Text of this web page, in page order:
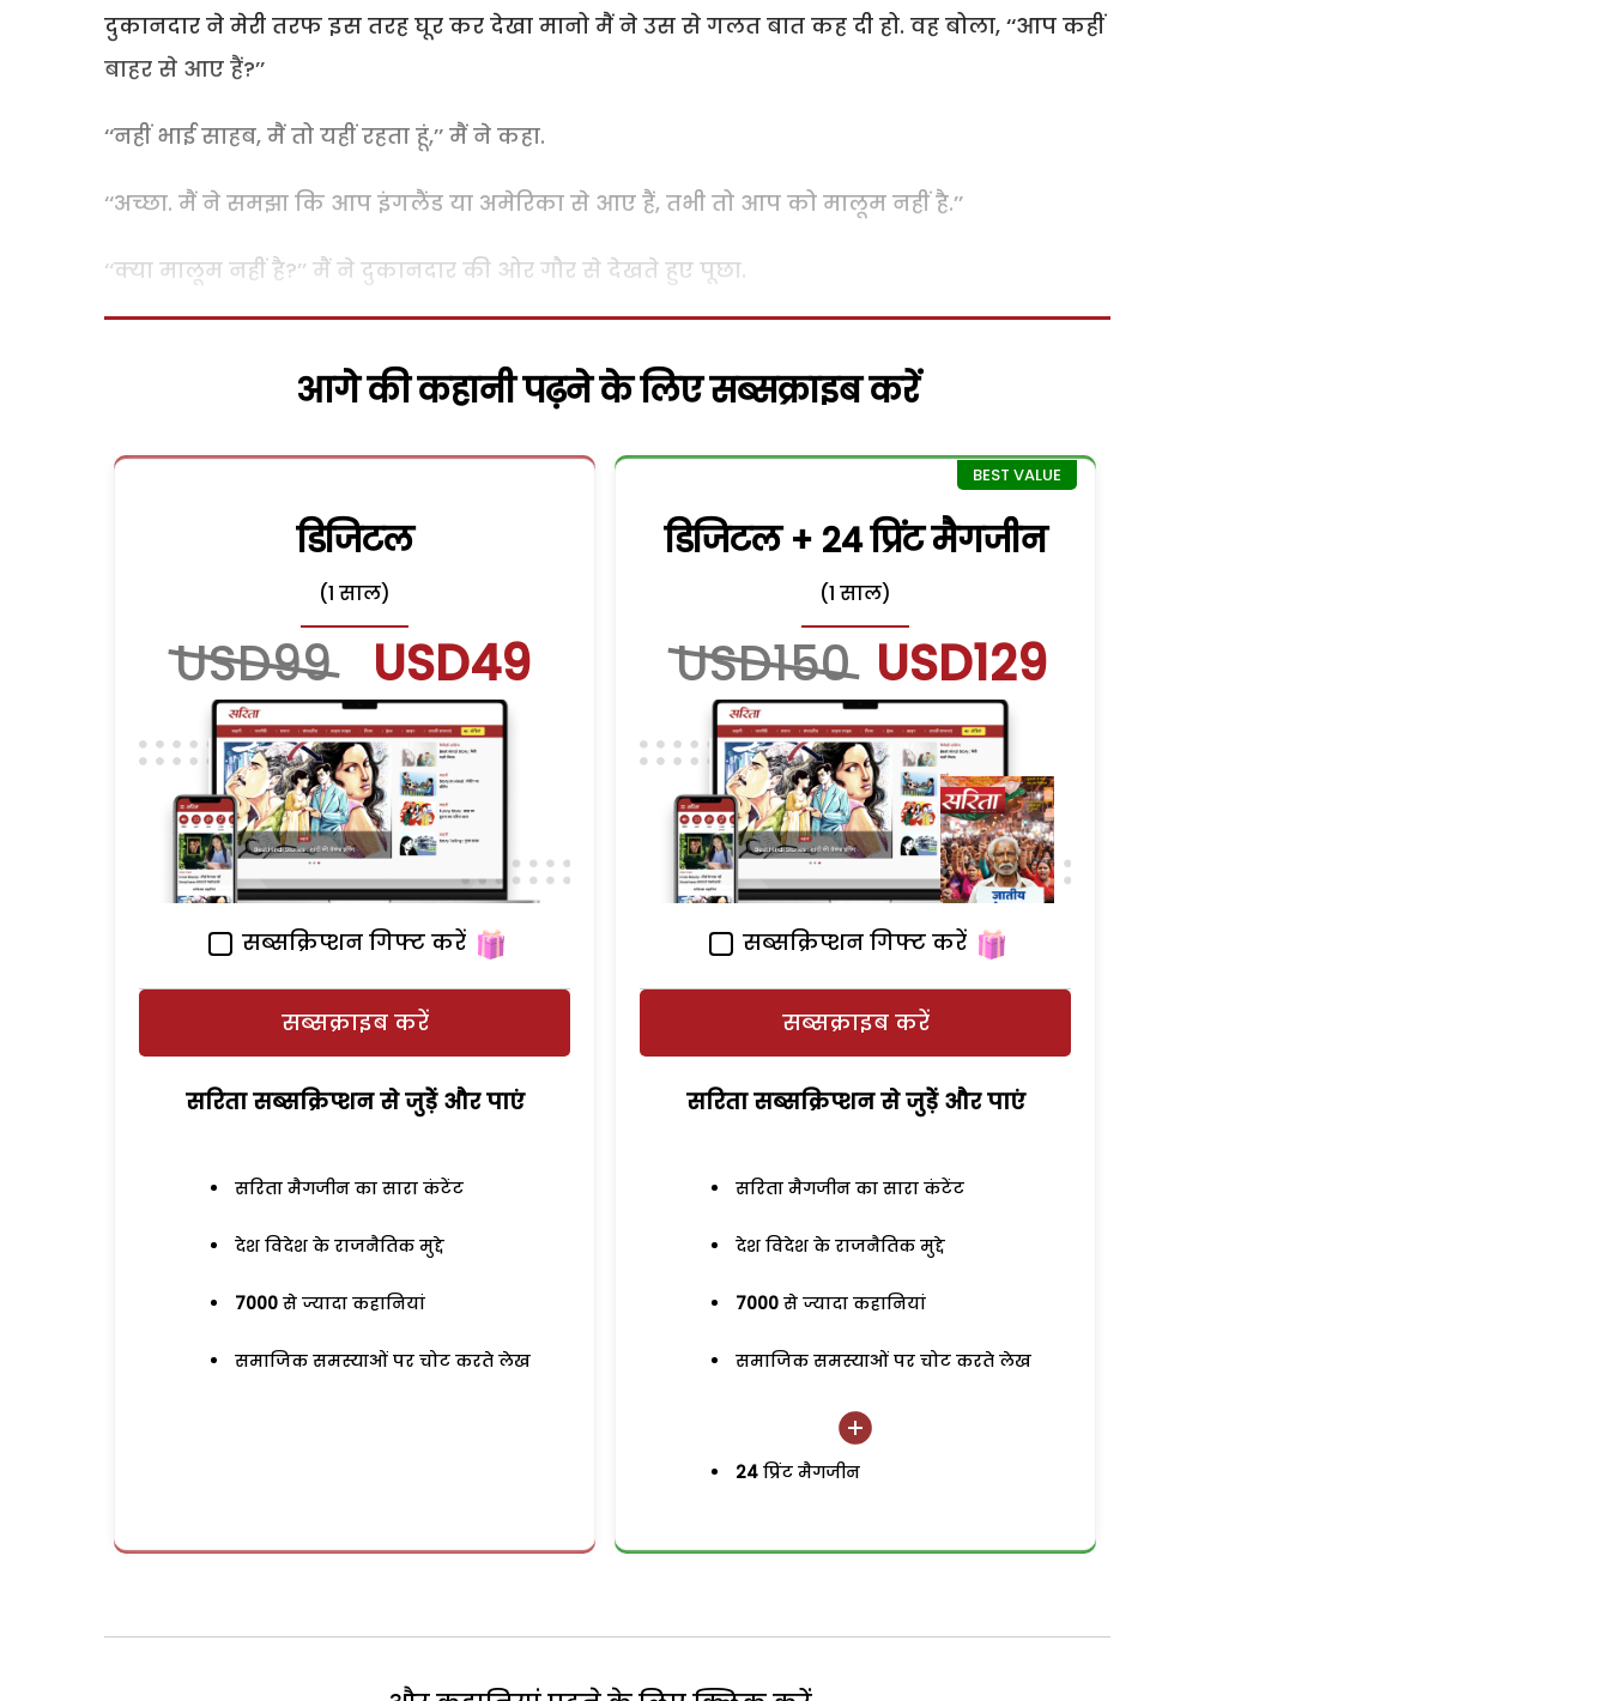
दुकानदार ने मेरी तरफ इस तरह घूर कर देखा मानो मैं ने उस से गलत बात कह दी हो. वह बोला, ‘‘आप कहीं
बाहर से आए हैं?’’
‘‘नहीं भाई साहब, मैं तो यहीं रहता हूं,’’ मैं ने कहा.
‘‘अच्छा. मैं ने समझा कि आप इंगलैंड या अमेरिका से आए हैं, तभी तो आप को मालूम नहीं है.’’
‘‘क्या मालूम नहीं है?’’ मैं ने दुकानदार की ओर गौर से देखते हुए पूछा.
आगे की कहानी पढ़ने के लिए सब्सक्राइब करें
डिजिटल
(1 साल)
USD99 USD49
सब्सक्रिप्शन गिफ्ट करें
सब्सक्राइब करें
सरिता सब्सक्रिप्शन से जुड़ेें और पाएं
सरिता मैगजीन का सारा कंटेंट
देश विदेश के राजनैतिक मुद्दे
7000 से ज्यादा कहानियां
समाजिक समस्याओं पर चोट करते लेख
डिजिटल + 24 प्रिंट मैगजीन
(1 साल)
USD150 USD129
सब्सक्रिप्शन गिफ्ट करें
सब्सक्राइब करें
सरिता सब्सक्रिप्शन से जुड़ेें और पाएं
सरिता मैगजीन का सारा कंटेंट
देश विदेश के राजनैतिक मुद्दे
7000 से ज्यादा कहानियां
समाजिक समस्याओं पर चोट करते लेख
24 प्रिंट मैगजीन